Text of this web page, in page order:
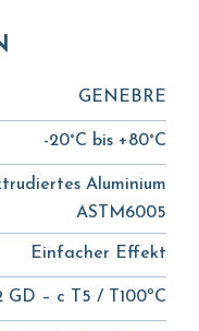
GENEBRE
-20°C bis +80°C
Aluminium
ASTM6005
Einfacher Effekt
GD – c T5 / T100ºC